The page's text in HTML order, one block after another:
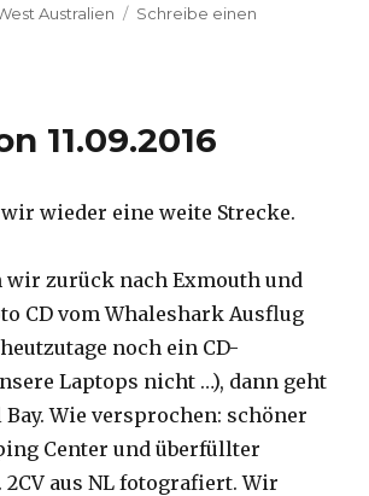
Australien
Schreibe einen
11.09.2016
wieder eine weite Strecke.
wir zurück nach Exmouth und
CD vom Whaleshark Ausflug
noch ein CD-
Laptops nicht …), dann geht
Bay. Wie versprochen: schöner
Center und überfüllter
2CV aus NL fotografiert. Wir